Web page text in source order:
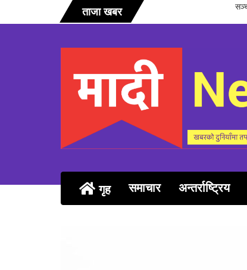
ताजा खबर
गृह समाचार अन्तर्राष्ट्रिय